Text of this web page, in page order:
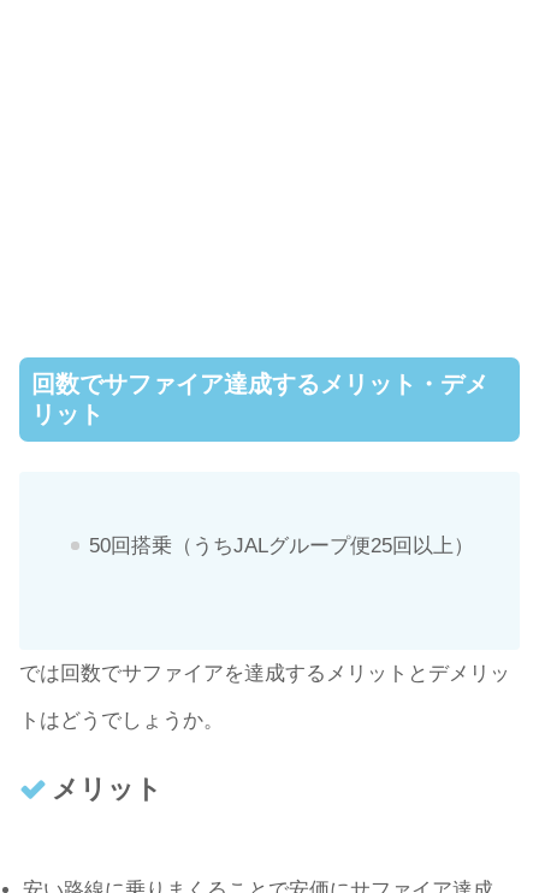
回数でサファイア達成するメリット・デメ
リット
50回搭乗（うちJALグループ便25回以上）
では回数でサファイアを達成するメリットとデメリッ
トはどうでしょうか。
メリット